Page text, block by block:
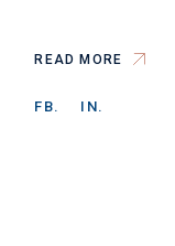
READ MORE
FB. IN.